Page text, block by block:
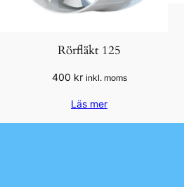
Rörfläkt 125
400 kr inkl. moms
Läs mer